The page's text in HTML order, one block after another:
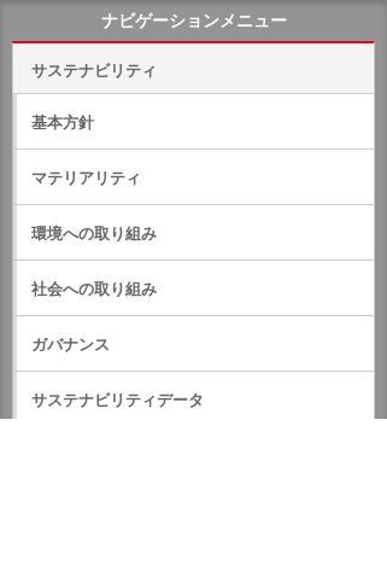
ナビゲーションメニュー
サステナビリティ
基本方針
マテリアリティ
環境への取り組み
社会への取り組み
ガバナンス
サステナビリティデータ